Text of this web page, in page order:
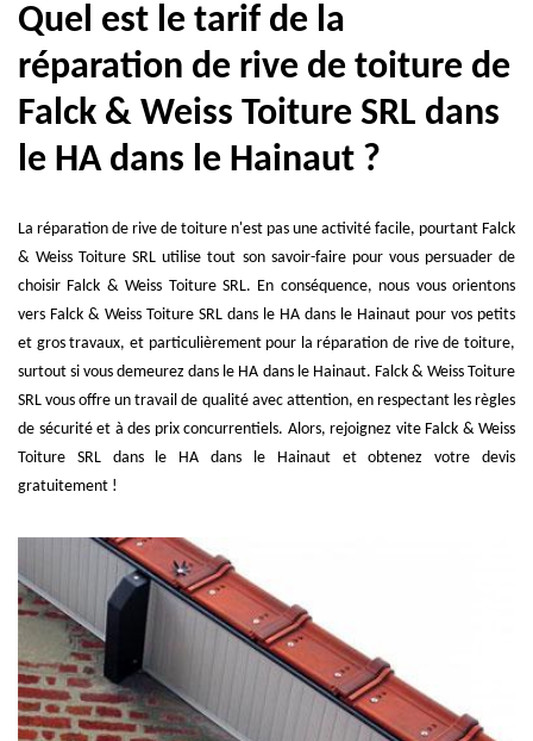
Quel est le tarif de la
réparation de rive de toiture de
Falck & Weiss Toiture SRL dans
le HA dans le Hainaut ?
La réparation de rive de toiture n'est pas une activité facile, pourtant Falck
& Weiss Toiture SRL utilise tout son savoir-faire pour vous persuader de
choisir Falck & Weiss Toiture SRL. En conséquence, nous vous orientons
vers Falck & Weiss Toiture SRL dans le HA dans le Hainaut pour vos petits
et gros travaux, et particulièrement pour la réparation de rive de toiture,
surtout si vous demeurez dans le HA dans le Hainaut. Falck & Weiss Toiture
SRL vous offre un travail de qualité avec attention, en respectant les règles
de sécurité et à des prix concurrentiels. Alors, rejoignez vite Falck & Weiss
Toiture SRL dans le HA dans le Hainaut et obtenez votre devis
gratuitement !